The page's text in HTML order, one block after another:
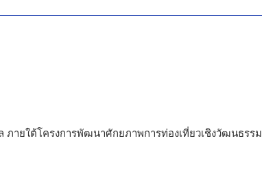
ายใต้โครงการพัฒนาศักยภาพการท่องเที่ยวเชิงวัฒนธรรม